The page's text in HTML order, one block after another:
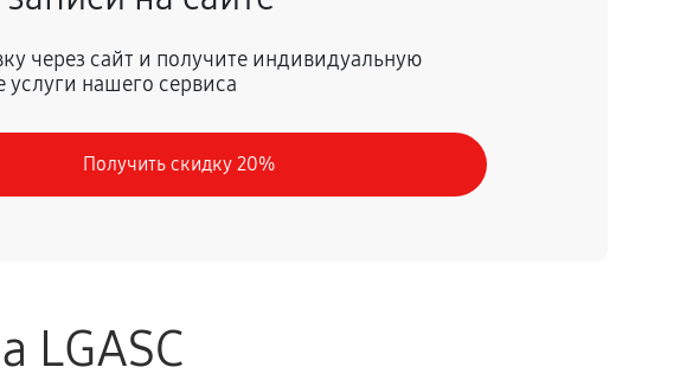
Заказать
через сайт и получите индивидуальную
услуги нашего сервиса
Получить скидку 20%
LGASC